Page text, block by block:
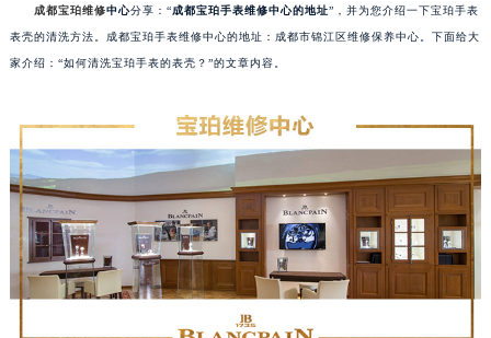
成都宝珀维修中心分享：“成都宝珀手表维修中心的地址”，并为您介绍一下宝珀手表
表壳的清洗方法。成都宝珀手表维修中心的地址：成都市锦江区维修保养中心。下面给大
家介绍：“如何清洗宝珀手表的表壳？”的文章内容。